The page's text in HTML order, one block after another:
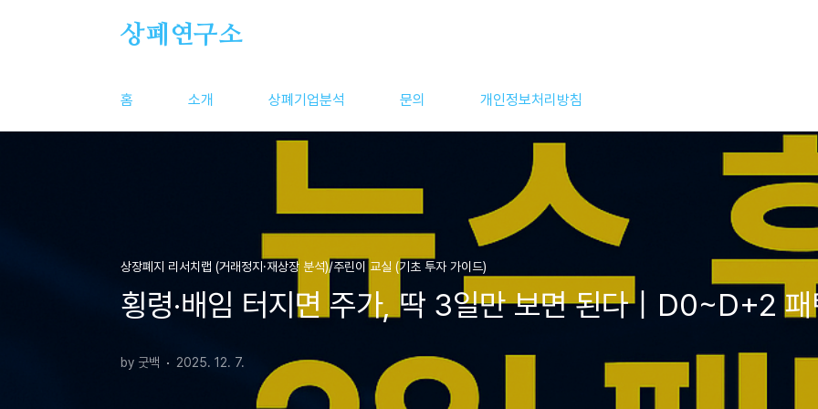
상폐연구소
홈 소개 상폐기업분석 문의 개인정보처리방침
상장폐지 리서치랩 (거래정지·재상장 분석)/주린이 교실 (기초 투자 가이드)
횡령·배임 터지면 주가, 딱 3일만 보면 된다｜D0~D+2 패
by 굿백 2025. 12. 7.